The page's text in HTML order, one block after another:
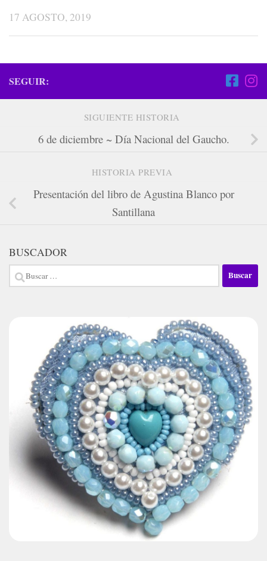
17 AGOSTO, 2019
SEGUIR:
SIGUIENTE HISTORIA
6 de diciembre ~ Día Nacional del Gaucho.
HISTORIA PREVIA
Presentación del libro de Agustina Blanco por
Santillana
BUSCADOR
Buscar: